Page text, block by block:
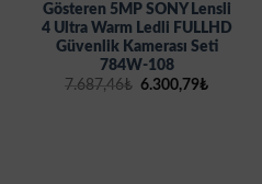
Gösteren 5MP SONY Lensli
4 Ultra Warm Ledli FULLHD
Güvenlik Kamerası Seti
784W-108
7.687,46₺ Orijinal
6.300,79₺Şu